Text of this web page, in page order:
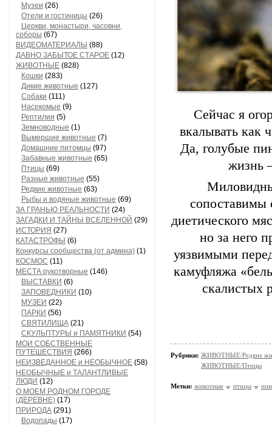
Музеи (26)
Отели и гостиницы (26)
Церкви, монастыри, часовни,
соборы (67)
ВИДЕОМАТЕРИАЛЫ (88)
ДАВНО ЗАБЫТОЕ СТАРОЕ (12)
ЖИВОТНЫЕ (828)
Кошки (283)
Дикие животные (127)
Собаки (111)
Насекомые (9)
Рептилии (5)
Земноводные (1)
Вымершие животные (7)
Домашние питомцы (97)
Забавные животные (65)
Птицы (69)
Разные животные (55)
Редкие животные (63)
Рыбы и водяные животные (69)
ЗА ГРАНЬЮ РЕАЛЬНОСТИ (24)
ЗАГАДКИ И ТАЙНЫ ВСЕЛЕННОЙ (29)
ИСТОРИЯ (27)
КАТАСТРОФЫ (6)
Конкурсы сообщества (от админа) (1)
КОСМОС (11)
МЕСТА рукотворные (146)
ВЫСТАВКИ (6)
ЗАПОВЕДНИКИ (10)
МУЗЕИ (22)
ПАРКИ (56)
СВЯТИЛИЩА (21)
СКУЛЬПТУРЫ и ПАМЯТНИКИ (54)
МОИ СОБСТВЕННЫЕ
ПУТЕШЕСТВИЯ (266)
НЕИЗВЕДАННОЕ и НЕОБЫЧНОЕ (58)
НЕОБЫЧНЫЕ и ТАЛАНТЛИВЫЕ
ЛЮДИ (12)
О МОЕМ РОДНОМ ГОРОДЕ
(ДЕРЕВНЕ) (17)
ПРИРОДА (291)
Водопады (17)
Сейчас я
вкалывать как
Да, голубые
жизнь
сопоставимы
диетического
но за него
уязвимыми
камуфляжа
скалистых
Рубрики: ЖИВОТНЫЕ/Редкие
ЖИВОТНЫЕ/Птицы
Метки: животные птицы